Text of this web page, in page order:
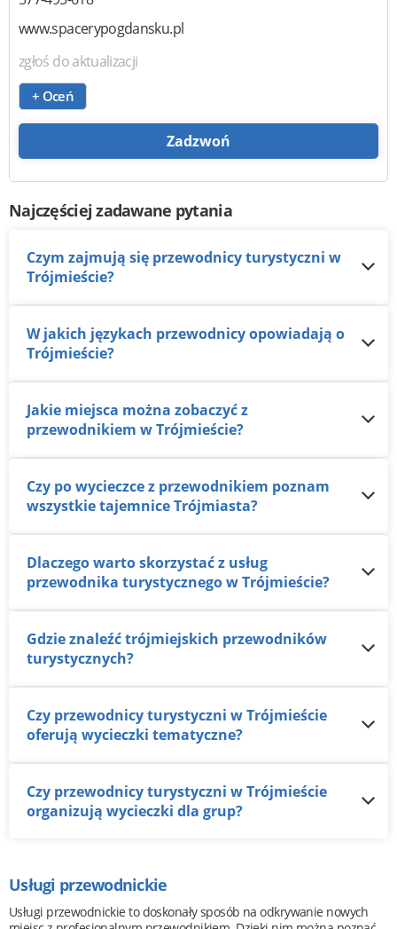
www.spacerypogdansku.pl
zgłoś do aktualizacji
+ Oceń
Zadzwoń
Najczęściej zadawane pytania
Czym zajmują się przewodnicy turystyczni w
Trójmieście?
W jakich językach przewodnicy opowiadają o
Trójmieście?
Jakie miejsca można zobaczyć z
przewodnikiem w Trójmieście?
Czy po wycieczce z przewodnikiem poznam
wszystkie tajemnice Trójmiasta?
Dlaczego warto skorzystać z usług
przewodnika turystycznego w Trójmieście?
Gdzie znaleźć trójmiejskich przewodników
turystycznych?
Czy przewodnicy turystyczni w Trójmieście
oferują wycieczki tematyczne?
Czy przewodnicy turystyczni w Trójmieście
organizują wycieczki dla grup?
Usługi przewodnickie
Usługi przewodnickie to doskonały sposób na odkrywanie nowych